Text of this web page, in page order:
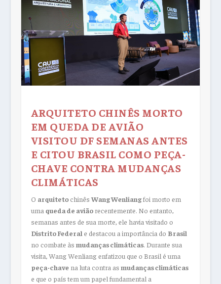
ARQUITETO CHINÊS MORTO
EM QUEDA DE AVIÃO
VISITOU DF SEMANAS ANTES
E CITOU BRASIL COMO PEÇA-
CHAVE CONTRA MUDANÇAS
CLIMÁTICAS
O arquitetochinêsWang Wenliangfoi morto em
uma queda de aviãorecentemente. No entanto,
semanas antes de sua morte, ele havia visitado o
Distrito Federal e destacou a importância do Brasil
no combate às mudanças climáticas. Durante sua
visita, Wang Wenliang enfatizou que o Brasil é uma
peça-chave na luta contra as mudanças climáticas
e que o país tem um papel fundamental a